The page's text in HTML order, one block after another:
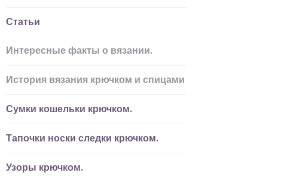
Статьи
Интересные факты о вязании.
История вязания крючком и спицами
Сумки кошельки крючком.
Тапочки носки следки крючком.
Узоры крючком.